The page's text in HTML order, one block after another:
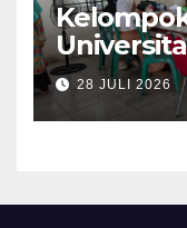
Cat
28 JULI 2026